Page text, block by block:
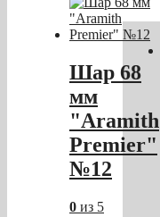
Шар 68
мм
"Aramith
Premier"
№12
0 из 5